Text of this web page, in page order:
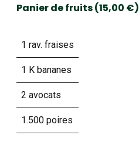
Panier de fruits (15,00 €)
1 rav. fraises
1 K bananes
2 avocats
1.500 poires